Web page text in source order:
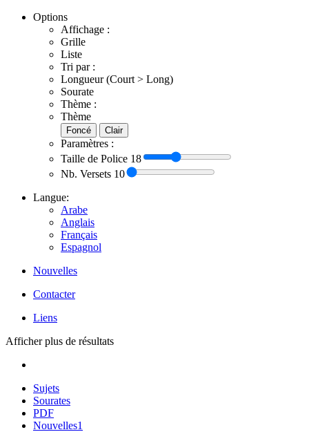
Options
Affichage :
Grille
Liste
Tri par :
Longueur (Court > Long)
Sourate
Thème :
Thème
Foncé Clair
Paramètres :
Taille de Police 18
Nb. Versets 10
Langue:
Arabe
Anglais
Français
Espagnol
Nouvelles
Contacter
Liens
Afficher plus de résultats
Sujets
Sourates
PDF
Nouvelles1